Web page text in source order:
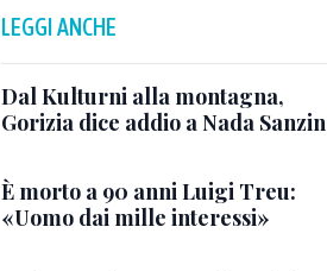
LEGGI ANCHE
Dal Kulturni alla montagna,
Gorizia dice addio a Nada Sanzin
È morto a 90 anni Luigi Treu:
«Uomo dai mille interessi»